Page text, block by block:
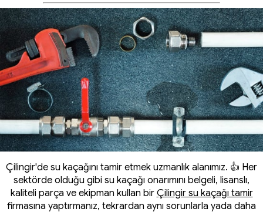
Çilingir'de su kaçağını tamir etmek uzmanlık alanımız. 👍 Her
sektörde olduğu gibi su kaçağı onarımını belgeli, lisanslı,
kaliteli parça ve ekipman kullan bir Çilingir su kaçağı tamir
firmasına yaptırmanız, tekrardan aynı sorunlarla yada daha